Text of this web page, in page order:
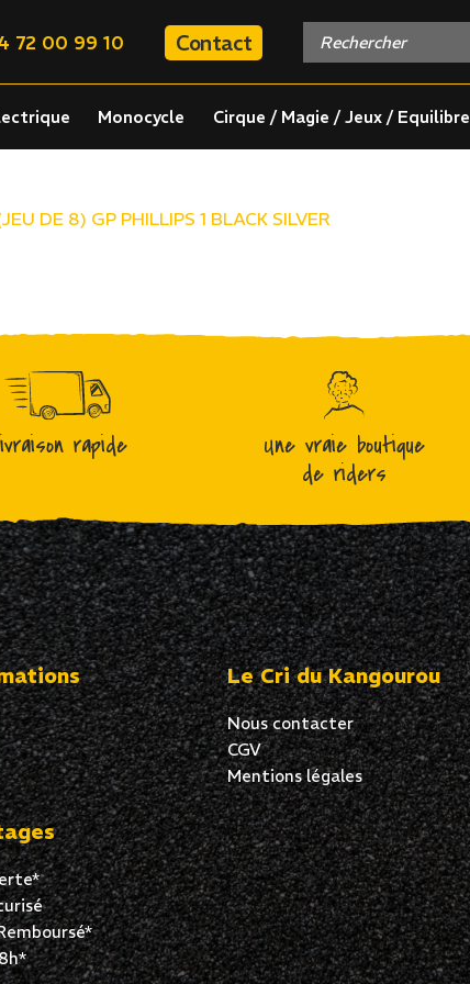
72 00 99 10 Contact
Monocycle Cirque / Magie / Jeux / Equilibre
DE 8) GP PHILLIPS 1 BLACK SILVER
rapide
Une vraie boutique
de riders
Le Cri du Kangourou
Nous contacter
CGV
Mentions légales